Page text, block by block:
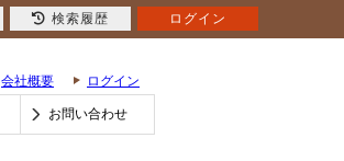
会社概要 ログイン
お問い合わせ
検索履歴 ログイン